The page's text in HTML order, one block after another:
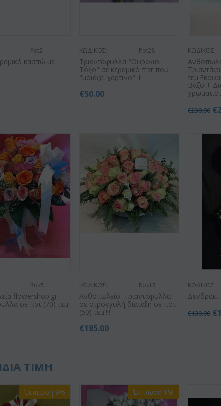
Pot2
κασπώ με
ΚΩΔΙΚΟΣ: Pot28
Tριαντάφυλλα "Ουράνιο
Τόξο" σε κεραμικό ποτ που
"μοιάζει χάρτινο" !!!
€50.00
ΚΩΔΙΚΟΣ:
Βάζο +
€230.00 €
Ros5
flowershop.gr
σε ποτ (70) τεμ.
ΚΩΔΙΚΟΣ: Ros13
Ανθοπωλείο. Τριαντάφυλλα
σε στρογγυλή διάταξη σε ποτ
(50) τεμ.!!!
€185.00
ΚΩΔΙΚΟΣ:
€130.00 €
ΤΙΜΗ
Έκπτωση 9% Έκπτωση 9%